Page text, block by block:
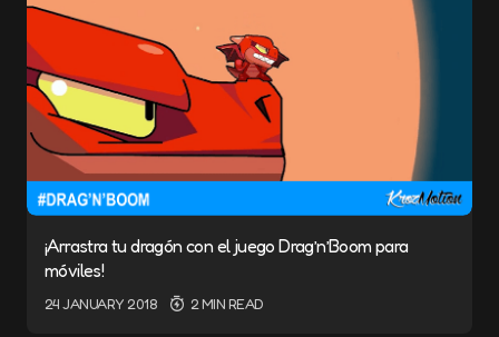
¡Arrastra tu dragón con el juego Drag’n’Boom para
móviles!
24 JANUARY 2018 2 MIN READ